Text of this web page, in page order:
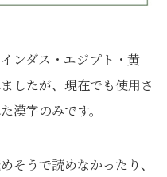
ンダス・エジプト・黄
したが、現在でも使用さ
漢字のみです。
そうで読めなかったり、